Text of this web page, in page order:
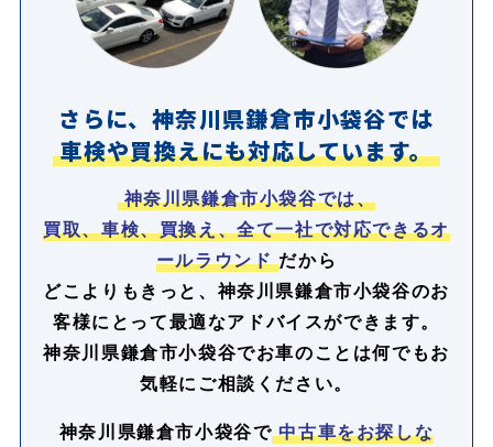
さらに、神奈川県鎌倉市小袋谷では
車検や買換えにも対応しています。
神奈川県鎌倉市小袋谷では、
買取、車検、買換え、全て一社で対応できるオ
ールラウンド だから
どこよりもきっと、神奈川県鎌倉市小袋谷のお
客様にとって最適なアドバイスができます。
神奈川県鎌倉市小袋谷でお車のことは何でもお
気軽にご相談ください。
神奈川県鎌倉市小袋谷で 中古車をお探しな